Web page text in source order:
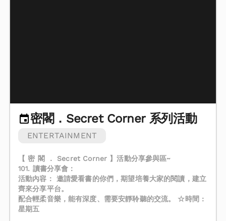
密閣．Secret Corner 系列活動
ENTERTAINMENT
【 密 閣 ． Secret Corner 】活動分享參與區~
101. 讀書分享會：
活動內容： 邀請愛看書的你們，期望培養大家的閱讀，建立
齊來分享平台。
配合輕柔音樂，能有深度、需要安靜聆聽的交流。 ☆時間 :
星期五